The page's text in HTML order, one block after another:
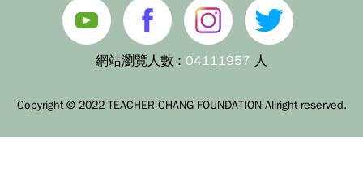
網站瀏覽人數 : 04111957 人
Copyright © 2022 TEACHER CHANG FOUNDATION Allright reserved.